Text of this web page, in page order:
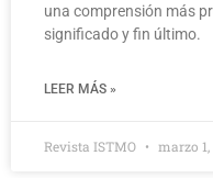
una comprensión más
significado y fin último.
LEER MÁS »
Revista ISTMO marzo 1,